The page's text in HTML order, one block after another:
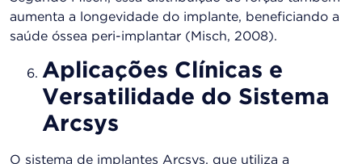
aumenta a longevidade do implante, beneficiando a
saúde óssea peri-implantar (Misch, 2008)​.
Aplicações Clínicas e
Versatilidade do Sistema
Arcsys
O sistema de implantes Arcsys, que utiliza a